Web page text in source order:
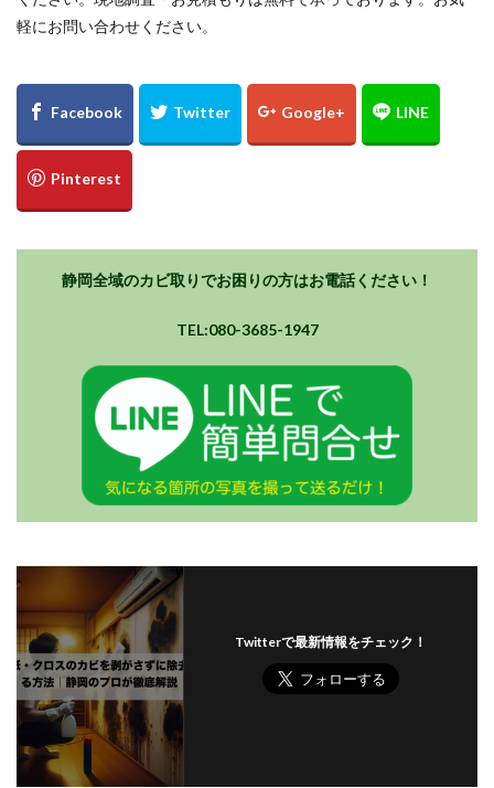
軽にお問い合わせください。
静岡全域のカビ取りでお困りの方はお電話ください！
TEL:080-3685-1947
Twitterで最新情報をチェック！